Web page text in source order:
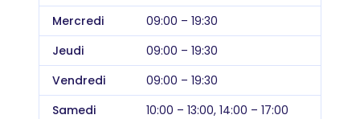
Mercredi
09:00 – 19:30
Jeudi
09:00 – 19:30
Vendredi
09:00 – 19:30
Samedi
10:00 – 13:00, 14:00 – 17:00